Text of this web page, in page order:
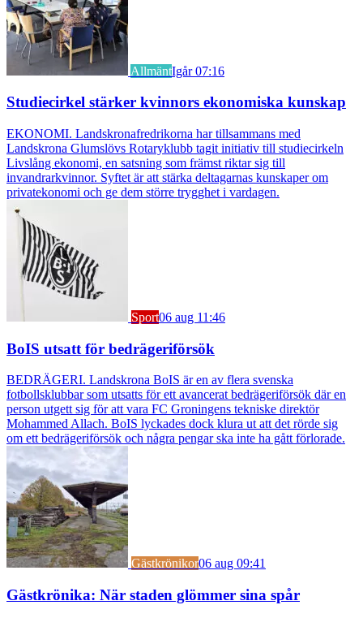
AllmäntIgår 07:16
Studiecirkel stärker kvinnors ekonomiska kunskap
EKONOMI. Landskronafredrikorna har tillsammans med
Landskrona Glumslövs Rotaryklubb tagit initiativ till studiecirkeln
Livslång ekonomi, en satsning som främst riktar sig till
invandrarkvinnor. Syftet är att stärka deltagarnas kunskaper om
privatekonomi och ge dem större trygghet i vardagen.
Sport06 aug 11:46
BoIS utsatt för bedrägeriförsök
BEDRÄGERI. Landskrona BoIS är en av flera svenska
fotbollsklubbar som utsatts för ett avancerat bedrägeriförsök där en
person utgett sig för att vara FC Groningens tekniske direktör
Mohammed Allach. BoIS lyckades dock klura ut att det rörde sig
om ett bedrägeriförsök och några pengar ska inte ha gått förlorade.
Gästkrönikor06 aug 09:41
Gästkrönika: När staden glömmer sina spår